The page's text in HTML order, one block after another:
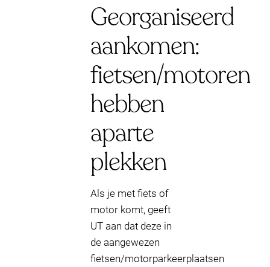
Georganiseerd
aankomen:
fietsen/motoren
hebben
aparte
plekken
Als je met fiets of
motor komt, geeft
UT aan dat deze in
de aangewezen
fietsen/motorparkeerplaatsen